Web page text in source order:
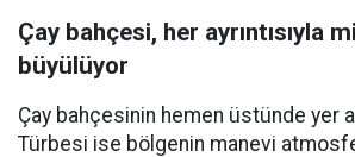
Çay bahçesi, her ayrıntısıyla
büyülüyor
Çay bahçesinin hemen üstünde yer
Türbesi ise bölgenin manevi